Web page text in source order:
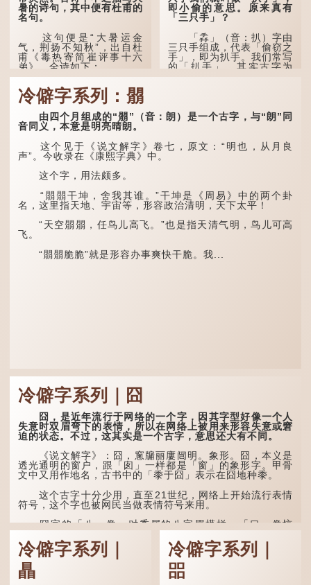
暑的诗句，其中便有杜甫的
名句。
这句便是“大暑运金
气，荆扬不知秋”，出自杜
甫《毒热寄简崔评事十六
弟》，全诗如下：
大暑运金气，荆扬不知
秋。
林下有塌翼，水中无行
舟。
五行当中“金”对应秋
季，代表凉爽肃杀之
气。“运”是“运行”，描写大
暑的酷热阻碍了金气的流
“荆扬”指荆州（湖北）
和扬州（江苏），泛指长江
中下游地区，“...
即小偷的意思。原来真有
「三只手」？
「掱」（音：扒）字由
三只手组成，代表「偷窃之
手」，即为扒手。我们常写
的「扒手」，其实古字为
「掱手」。
人呼翦绺贼曰掱手，犹言扒
手也，亦曰瘪三码子。」
其中「翦绺」即剪断他
人衣带以窃取钱物，是小偷
冷僻字系列：朤
由四个月组成的“朤”（音：朗）是一个古字，与“朗”同
音同义，本意是明亮晴朗。
这个见于《说文解字》卷七，原文：“明也，从月良
声”。今收录在《康熙字典》中。
这个字，用法颇多。
“朤朤干坤，舍我其谁。”干坤是《周易》中的两个卦
名，这里指天地、宇宙等，形容政治清明，天下太平！
“天空朤朤，任鸟儿高飞。”也是指天清气明，鸟儿可高
飞。
“朤朤脆脆”就是形容办事爽快干脆。我...
冷僻字系列｜囧
囧，是近年流行于网络的一个字，因其字型好像一个人
失意时双眉弯下的表情，所以在网络上被用来形容失意或窘
迫的状态。不过，这其实是一个古字，意思还大有不同。
《说文解字》：囧，窻牖丽廔闿明。象形。囧，本义是
透光通明的窗户，跟「囱」一样都是「窗」的象形字。甲骨
文中又用作地名，古书中的「黍于囧」表示在囧地种黍。
这个古字十分少用，直至21世纪，网络上开始流行表情
符号，这个字也被网民当做表情符号来用。
囧字的「八」像一对委屈的八字眉模样，「口」像惊
讶、...
冷僻字系列｜
瞐
冷僻字系列｜
㗊